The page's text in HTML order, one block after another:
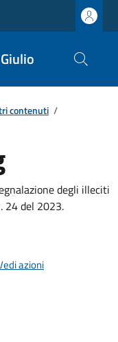
contenuti /
degli illeciti
24 del 2023.
azioni